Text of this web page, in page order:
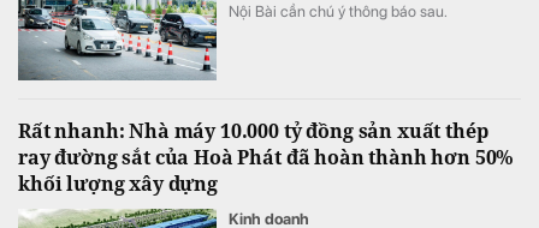
Nội Bài cần chú ý thông báo sau.
Rất nhanh: Nhà máy 10.000 tỷ đồng sản xuất thép
ray đường sắt của Hoà Phát đã hoàn thành hơn 50%
khối lượng xây dựng
Kinh doanh